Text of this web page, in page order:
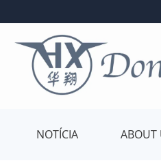
NOTÍCIA ABOUT